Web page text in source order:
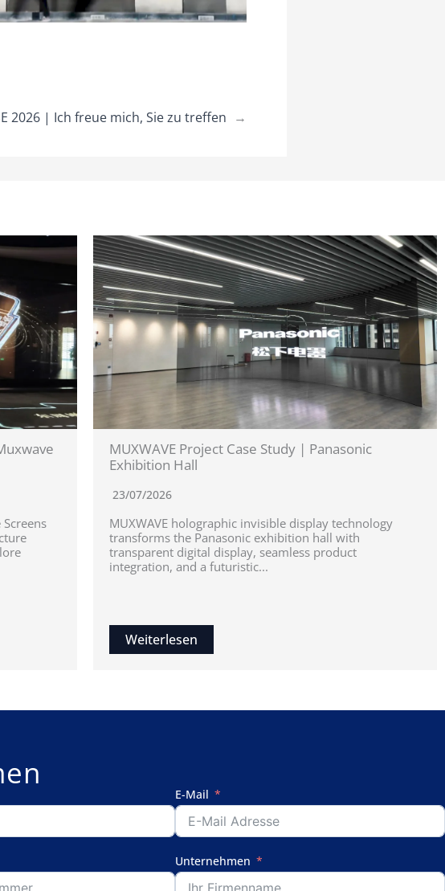
2026 | Ich freue mich, Sie zu treffen →
MUXWAVE Project Case Study | Panasonic
Exhibition Hall
23/07/2026
MUXWAVE holographic invisible display technology
transforms the Panasonic exhibition hall with
transparent digital display, seamless product
integration, and a futuristic...
Weiterlesen
E-Mail
Unternehmen